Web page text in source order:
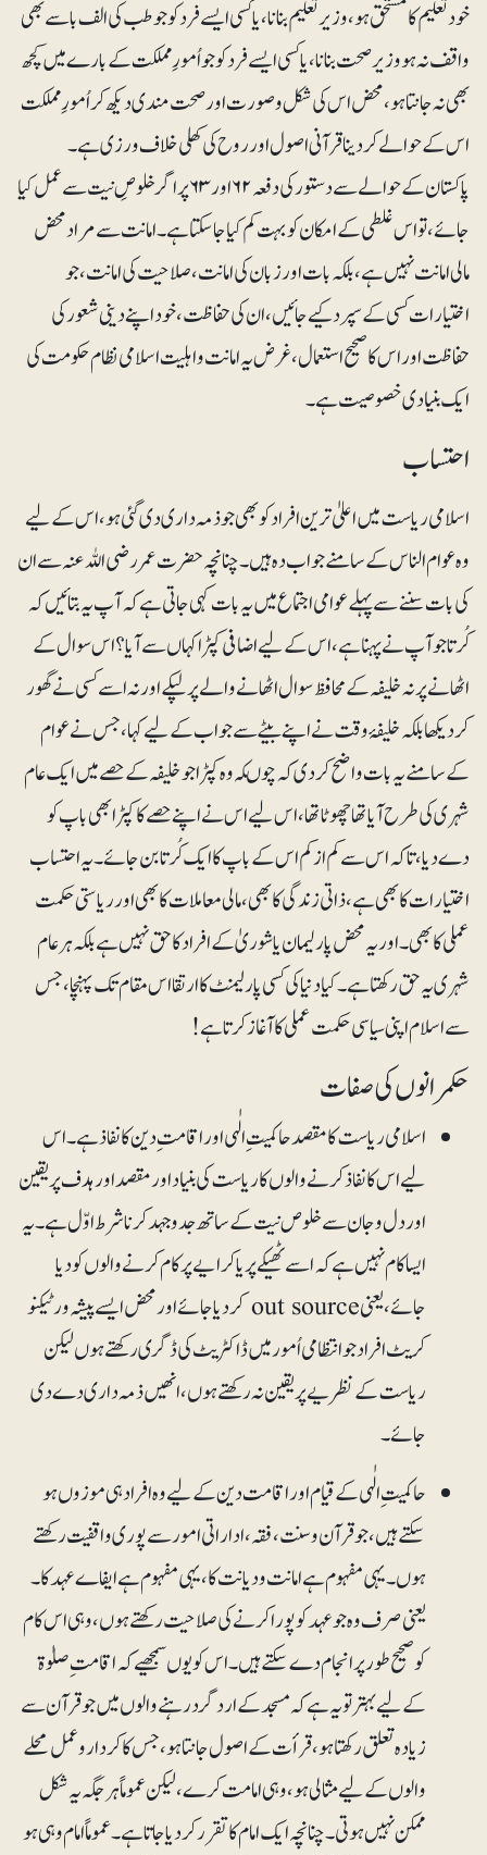
خود تعلیم کا مستحق ہو، وزیر تعلیم بنانا، یا کسی ایسے فرد کو جو طب کی الف با سے بھی
واقف نہ ہو وزیر صحت بنانا، یا کسی ایسے فرد کو جو اُمورِمملکت کے بارے میں کچھ
بھی نہ جانتا ہو، محض اس کی شکل وصورت اور صحت مندی دیکھ کر اُمورِمملکت
اس کے حوالے کر دینا قرآنی اصول اور روح کی کھلی خلاف ورزی ہے ۔
پاکستان کے حوالے سے دستور کی دفعہ ۶۲ اور ۶۳ پر اگر خلوصِ نیت سے عمل کیا
جائے، تو اس غلطی کے امکان کو بہت کم کیا جاسکتا ہے ۔امانت سے مراد محض
مالی امانت نہیں ہے، بلکہ بات اور زبان کی ا مانت ، صلاحیت کی امانت ، جو
اختیارات کسی کے سپرد کیے جائیں، ان کی حفاظت، خود اپنے دینی شعور کی
حفاظت اور اس کا صحیح استعمال ، غرض یہ امانت واہلیت اسلامی نظام حکومت کی
ایک بنیادی خصوصیت ہے ۔
احتساب
اسلامی ریاست میں اعلیٰ ترین افراد کوبھی جو ذمہ داری دی گئی ہو، اس کے لیے
وہ عوام الناس کے سامنے جواب دہ ہیں۔ چنانچہ حضرت عمر رضی اللہ عنہ سے ان
کی بات سننے سے پہلے عوامی اجتماع میں یہ بات کہی جاتی ہے کہ آپ یہ بتائیں کہ
کُرتا جو آپ نے پہنا ہے، اس کے لیے اضافی کپڑا کہاں سے آیا ؟ اس سوال کے
اٹھانے پر نہ خلیفہ کے محافظ سوال اٹھانے والے پر لپکے اور نہ اسے کسی نے گھور
کر دیکھا بلکہ خلیفۂ وقت نے اپنے بیٹے سے جواب کے لیے کہا، جس نے عوام
کے سامنے یہ بات واضح کر دی کہ چوںکہ وہ کپڑا جوخلیفہ کے حصے میں ایک عام
شہری کی طرح آیا تھا چھوٹا تھا، اس لیے اس نے اپنے حصے کا کپڑا بھی باپ کو
دے دیا، تاکہ اس سے کم از کم اس کے باپ کا ایک کُرتا بن جائے۔ یہ احتساب
اختیارات کا بھی ہے ، ذاتی زندگی کا بھی، مالی معاملات کا بھی اور ریاستی حکمت
عملی کا بھی۔ اور یہ محض پارلیمان یا شوریٰ کے افراد کا حق نہیں ہے بلکہ ہر عام
شہری یہ حق رکھتا ہے ۔کیا دنیا کی کسی پارلیمنٹ کا ارتقا اس مقام تک پہنچا ، جس
سے اسلام اپنی سیاسی حکمت عملی کا آغاز کرتا ہے !
حکمرانوں کی صفات
اسلامی ریاست کا مقصد حاکمیت ِالٰہی اور اقامت ِدین کا نفاذ ہے۔ اس
لیے اس کا نفاذ کر نے والوں کا ریاست کی بنیاد اور مقصد اور ہدف پر یقین
اور دل و جان سے خلوص نیت کے ساتھ جدو جہد کرنا شرط اوّل ہے۔یہ
ایسا کام نہیں ہے کہ اسےٹھیکے پر یا کرایے پر کام کرنے والوں کو دیا
جائے،یعنی out source کر دیا جائے اور محض ایسے پیشہ ور ٹیکنو
کریٹ افراد جو انتظامی اُمور میں ڈاکٹریٹ کی ڈگری رکھتے ہوں لیکن
ریاست کے نظریے پر یقین نہ رکھتے ہوں، انھیں ذمہ داری دے دی
جائے۔
حاکمیتِ الٰہی کے قیام اور اقامت دین کے لیے وہ افراد ہی موزوں ہو
سکتے ہیں، جو قرآن و سنت ، فقہ، اداراتی امور سے پوری واقفیت رکھتے
ہوں ۔یہی مفہوم ہے امانت و دیا نت کا ، یہی مفہوم ہے ایفاے عہد کا۔
یعنی صرف وہ جو عہد کو پورا کرنے کی صلاحیت رکھتے ہوں، وہی اس کام
کو صحیح طور پر انجام دے سکتے ہیں ۔اس کو یوں سمجھیے کہ اقامت ِصلوٰۃ
کے لیے بہتر تو یہ ہے کہ مسجد کے اردگرد رہنے والوں میں جو قرآن سے
زیادہ تعلق رکھتا ہو،قرأت کے اصول جانتا ہو، جس کا کردار و عمل محلے
والوں کے لیے مثالی ہو، وہی امامت کرے، لیکن عموماً ہر جگہ یہ شکل
ممکن نہیں ہوتی۔ چنانچہ ایک امام کا تقرر کر دیا جاتا ہے۔ عموماً امام وہی ہو